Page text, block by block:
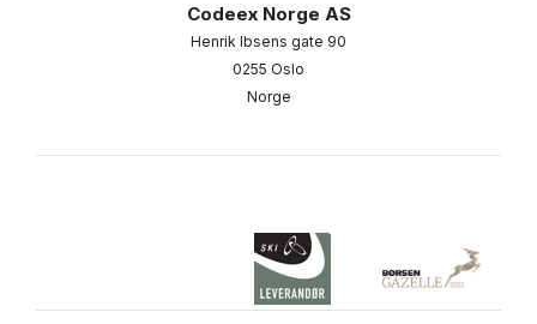
Codeex Norge AS
Henrik Ibsens gate 90
0255 Oslo
Norge